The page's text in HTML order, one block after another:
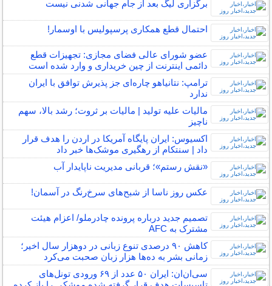
برگزاری لیگ بعد از جام جهانی شدنی نیست
احتمال قطع همکاری پرسپولیس با اوسمار!
عضو شورای عالی فضای مجازی: تجهیزات قطع
دائمی اینترنت از چین خریداری و وارد شده است
ترامپ: نتانیاهو چاره‌ای جز پذیرش توافق با ایران
ندارد
مالیات علیه تولید | مالیات بر ثروت؛ رشد بالا، سهم
ناچیز
اکسیوس: ایران پایگاه آمریکا در اردن را هدف قرار
داد | سنتکام از رهگیری موشک‌ها خبر داد
«نقش رستم»؛ قربانی مدیریت ناپایدار آب
عکس روز ناسا از شبح‌های سرخ‌رنگ در آسمان!
تصمیم جدید درباره پرونده چادرملو/ اعزام هیئت
مشترک به AFC
کاهش ۹۰ درصدی تنوع زبانی در دوهزار سال اخیر؛
زمانی بشر به ده‌ها هزار زبان صحبت می‌کرد
سی‌ان‌ان: ایران ۵۰ عدد از ۶۹ ورودی تونل‌های